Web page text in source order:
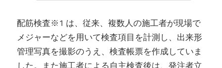
配筋検査※1 は、従来、複数人の施工者が現場で
メジャーなどを用いて検査項目を計測し、出来形
管理写真を撮影のうえ、検査帳票を作成していま